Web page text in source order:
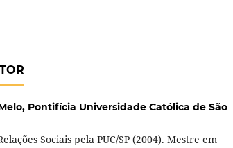
Pontifícia Universidade Católica de São
Sociais pela PUC/SP (2004). Mestre em